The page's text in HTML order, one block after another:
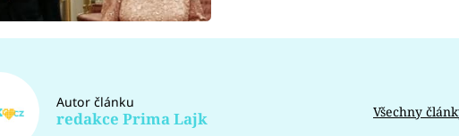
Autor článku
redakce Prima Lajk Všechny